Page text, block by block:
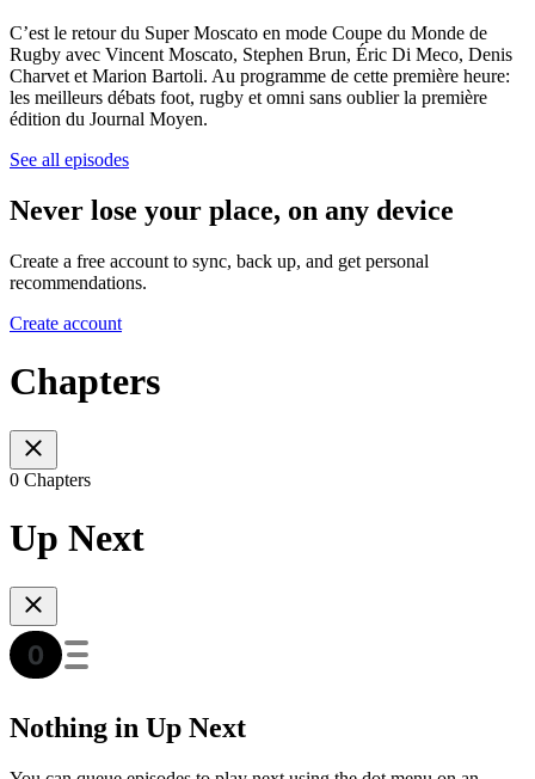
C’est le retour du Super Moscato en mode Coupe du Monde de
Rugby avec Vincent Moscato, Stephen Brun, Éric Di Meco, Denis
Charvet et Marion Bartoli. Au programme de cette première heure:
les meilleurs débats foot, rugby et omni sans oublier la première
édition du Journal Moyen.
See all episodes
Never lose your place, on any device
Create a free account to sync, back up, and get personal
recommendations.
Create account
Chapters
0 Chapters
Up Next
Nothing in Up Next